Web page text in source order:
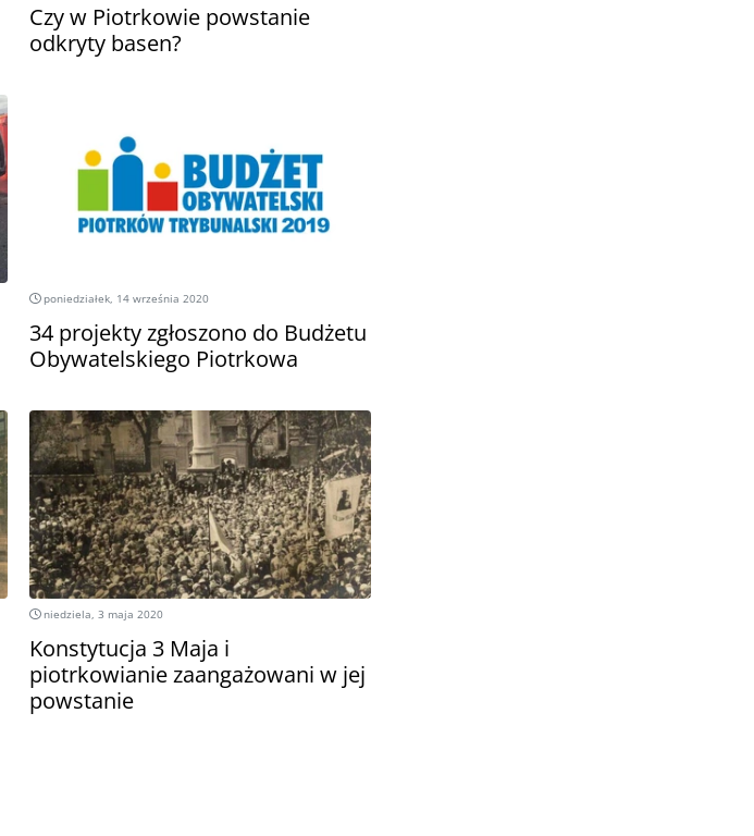
Czy w Piotrkowie powstanie
odkryty basen?
poniedziałek, 14 września 2020
34 projekty zgłoszono do Budżetu
Obywatelskiego Piotrkowa
niedziela, 3 maja 2020
Konstytucja 3 Maja i
piotrkowianie zaangażowani w jej
powstanie